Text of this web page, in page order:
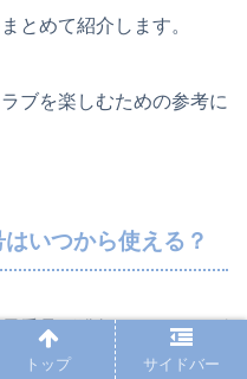
とめて紹介します。
ブを楽しむための参考に
いつから使える？
番号が発行されていれば
有効です。
トップ サイドバー